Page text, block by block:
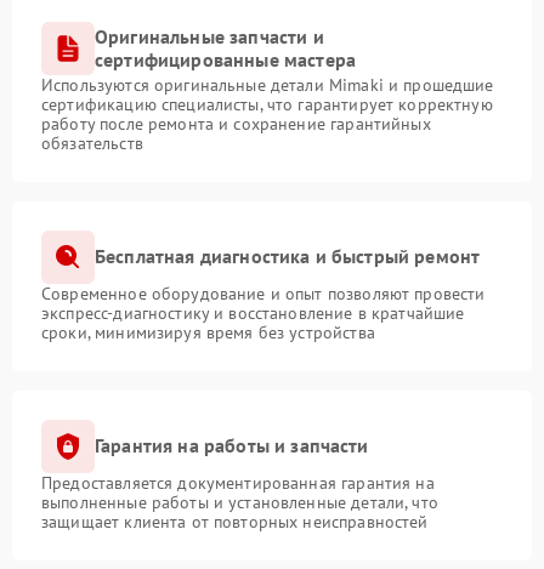
Оригинальные запчасти и
сертифицированные мастера
Используются оригинальные детали Mimaki и прошедшие
сертификацию специалисты, что гарантирует корректную
работу после ремонта и сохранение гарантийных
обязательств
Бесплатная диагностика и быстрый ремонт
Современное оборудование и опыт позволяют провести
экспресс-диагностику и восстановление в кратчайшие
сроки, минимизируя время без устройства
Гарантия на работы и запчасти
Предоставляется документированная гарантия на
выполненные работы и установленные детали, что
защищает клиента от повторных неисправностей